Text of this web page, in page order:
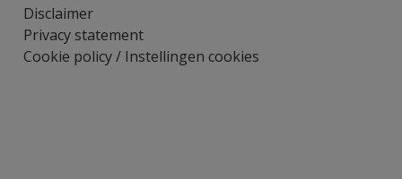
Disclaimer
Privacy statement
Cookie policy/ Instellingen cookies